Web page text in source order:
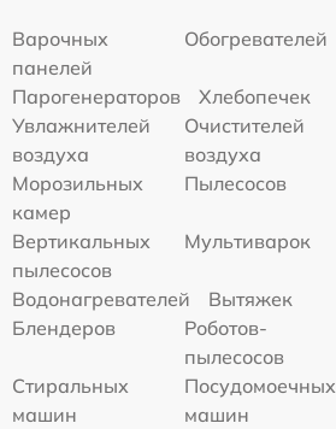
Варочных
панелей
Обогревателей
Парогенераторов
Хлебопечек
Увлажнителей
воздуха
Очистителей
воздуха
Морозильных
камер
Пылесосов
Вертикальных
пылесосов
Мультиварок
Водонагревателей
Вытяжек
Блендеров
Роботов-
пылесосов
Стиральных
машин
Посудомоечных
машин